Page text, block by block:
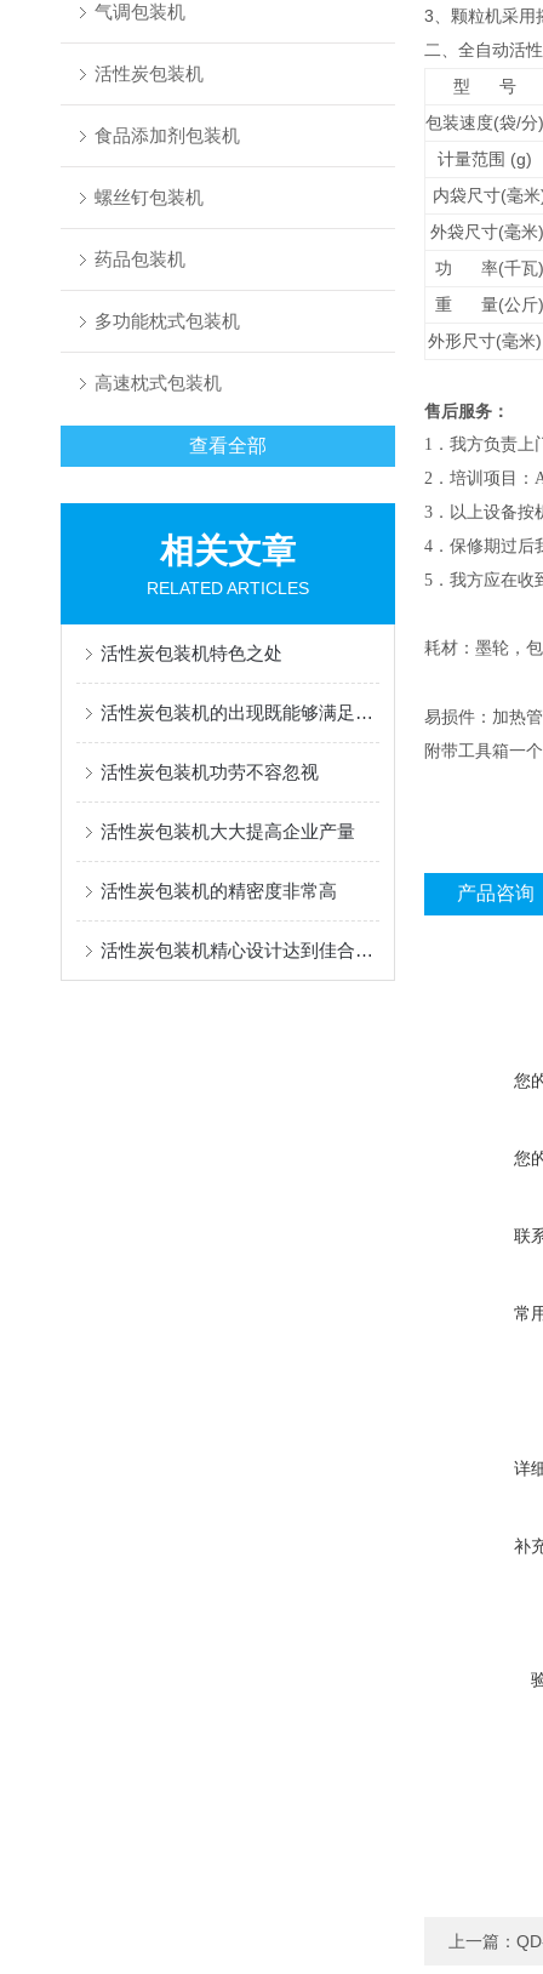
气调包装机
活性炭包装机
食品添加剂包装机
螺丝钉包装机
药品包装机
多功能枕式包装机
高速枕式包装机
查看全部
相关文章
RELATED ARTICLES
活性炭包装机特色之处
活性炭包装机的出现既能够满足消费者购买美观精致商品的需求
活性炭包装机功劳不容忽视
活性炭包装机大大提高企业产量
活性炭包装机的精密度非常高
活性炭包装机精心设计达到佳合理化
3、颗粒机采用
二、 全自动活
型
号
包装速度(袋/分
计量范围 (g)
内袋尺寸(毫米
外袋尺寸(毫米)
功 率(千瓦)
重 量(公斤)
外形尺寸(毫米
售后服务：
1 ．我方负责
2 ．培训项目：
3 ．以上设备
4 ．保修期过
5 ．我方应在
耗材：墨轮，
易损件：加热
附带工具箱一
产品咨询
您
您
联
常
详
补
上一篇：